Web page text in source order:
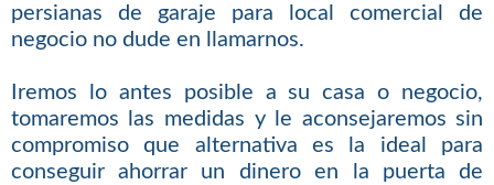
persianas de garaje para local comercial de
negocio no dude en llamarnos.
Iremos lo antes posible a su casa o negocio,
tomaremos las medidas y le aconsejaremos sin
compromiso que alternativa es la ideal para
conseguir ahorrar un dinero en la puerta de